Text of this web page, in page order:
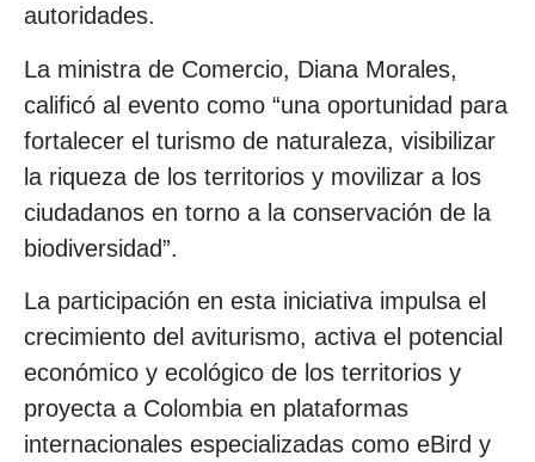
autoridades.
La ministra de Comercio, Diana Morales,
calificó al evento como “una oportunidad para
fortalecer el turismo de naturaleza, visibilizar
la riqueza de los territorios y movilizar a los
ciudadanos en torno a la conservación de la
biodiversidad”.
La participación en esta iniciativa impulsa el
crecimiento del aviturismo, activa el potencial
económico y ecológico de los territorios y
proyecta a Colombia en plataformas
internacionales especializadas como eBird y